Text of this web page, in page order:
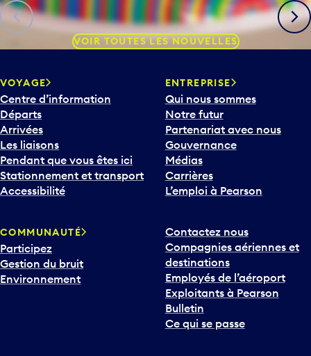
Précédent
VOIR TOUTES LES NOUVELLES
VOYAGE
Centre d’information
Départs
Arrivées
Les liaisons
Pendant que vous êtes ici
Stationnement et transport
Accessibilité
ENTREPRISE
Qui nous sommes
Notre futur
Partenariat avec nous
Gouvernance
Médias
Carrières
L’emploi à Pearson
COMMUNAUTÉ
Participez
Gestion du bruit
Environnement
Contactez nous
Compagnies aériennes et
destinations
Employés de l’aéroport
Exploitants à Pearson
Bulletin
Ce qui se passe